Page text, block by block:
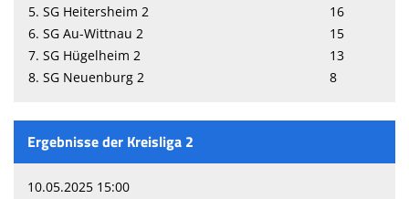
5. SG Heitersheim 2
16
6. SG Au-Wittnau 2
15
7. SG Hügelheim 2
13
8. SG Neuenburg 2
8
Ergebnisse der Kreisliga 2
10.05.2025 15:00